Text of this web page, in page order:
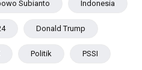
Subianto Indonesia
Donald Trump
Politik PSSI